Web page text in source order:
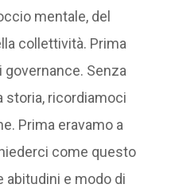
mentale, del
collettività. Prima
Senza
storia, ricordiamoci
Prima eravamo a
come questo
abitudini e modo di